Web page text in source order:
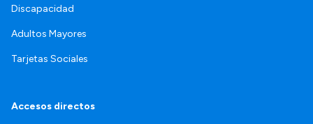
Discapacidad
Adultos Mayores
Tarjetas Sociales
Accesos directos